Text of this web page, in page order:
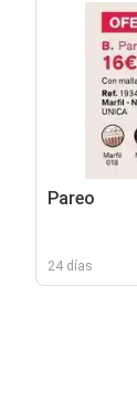
Pareo
24 días